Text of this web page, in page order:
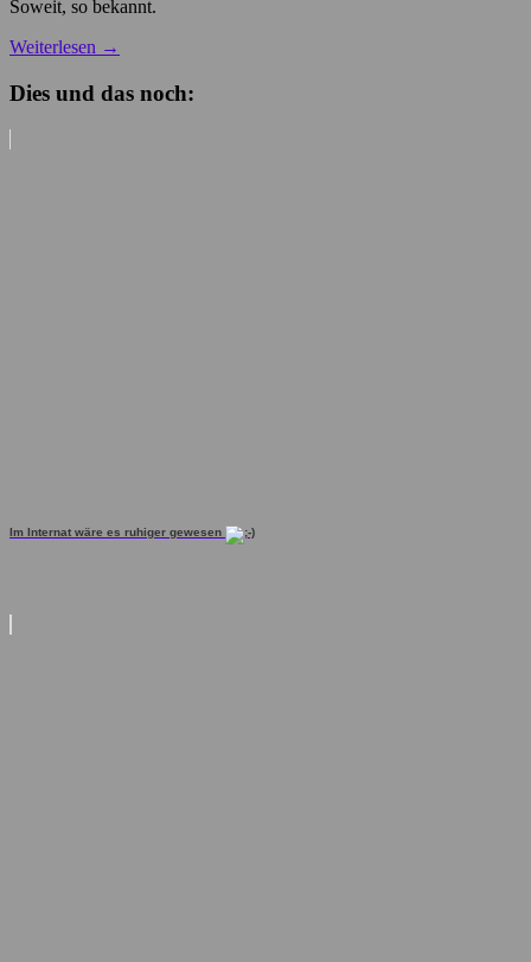
Soweit, so bekannt.
Weiterlesen →
Dies und das noch:
Im Internat wäre es ruhiger gewesen